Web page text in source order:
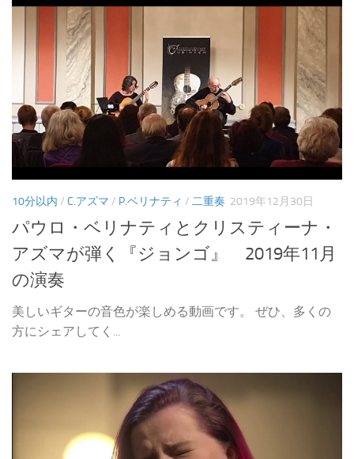
10分以内 / C.アズマ / P.ベリナティ / 二重奏 2019年12月30日
パウロ・ベリナティとクリスティーナ・
アズマが弾く『ジョンゴ』 2019年11月
の演奏
美しいギターの音色が楽しめる動画です。 ぜひ、多くの
方にシェアしてく...